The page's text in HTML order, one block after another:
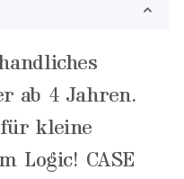
ab 4 Jahren.
kleine
Logic! CASE